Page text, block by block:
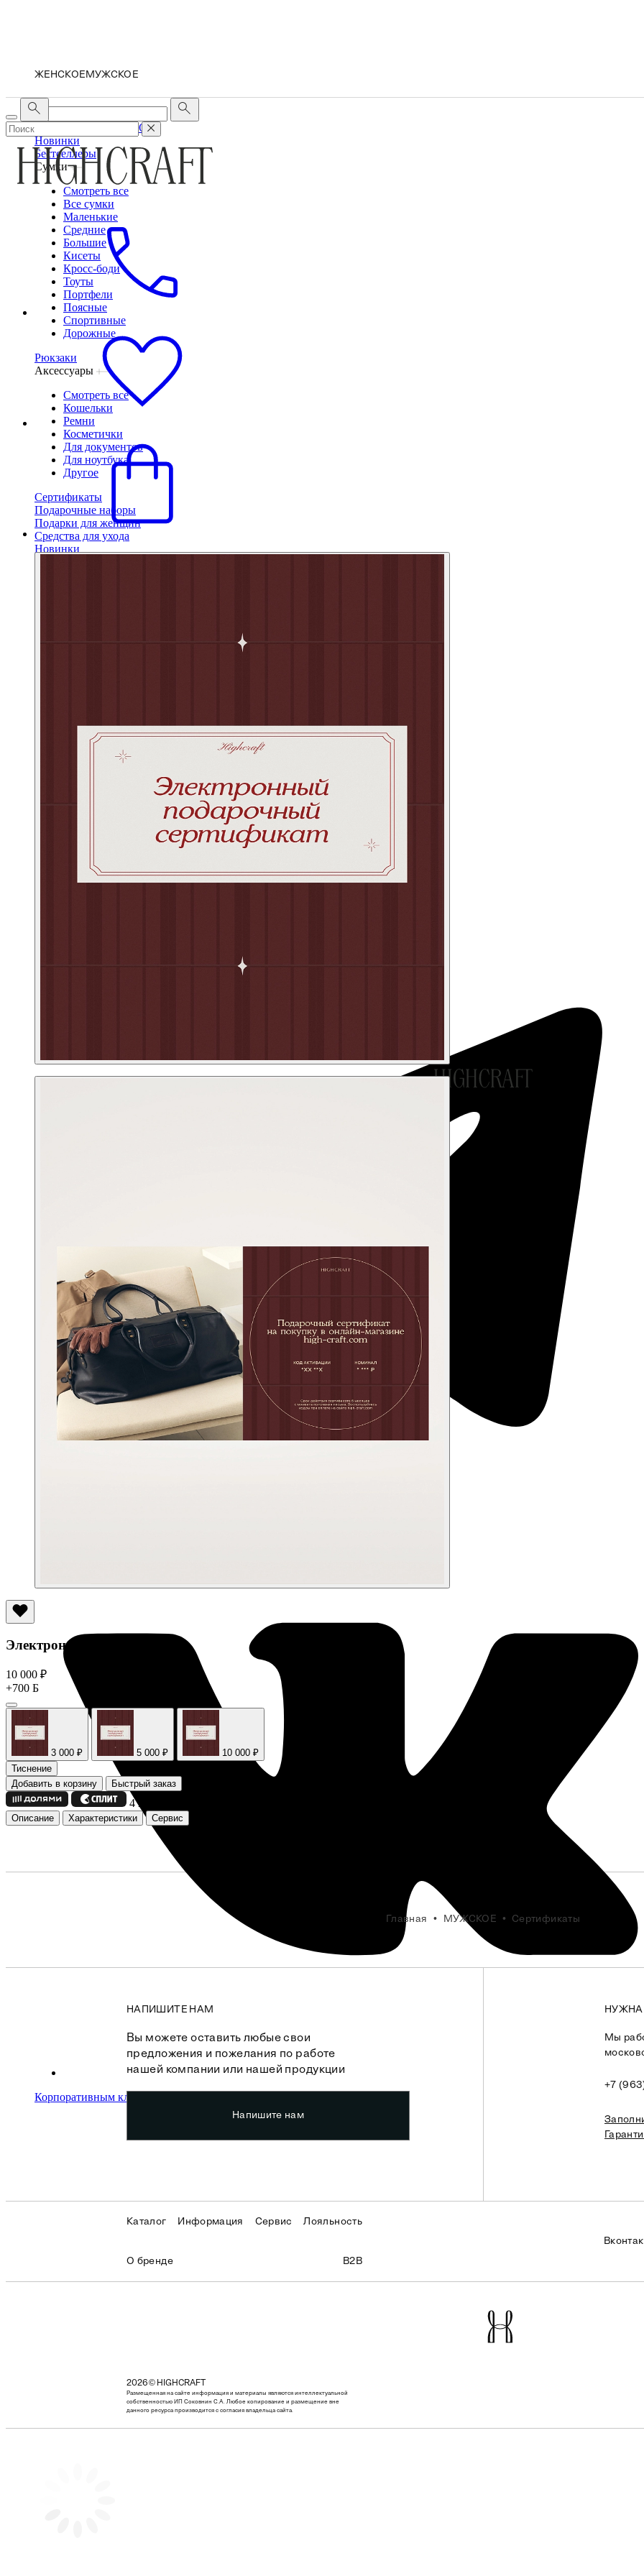
ЖЕНСКОЕ МУЖСКОЕ
МУЖСКОЕ
Новинки
Бестселлеры
Сумки
Смотреть все
Все сумки
Маленькие
Средние
Большие
Кисеты
Кросс-боди
Тоуты
Портфели
Поясные
Спортивные
Дорожные
Рюкзаки
Аксессуары
Смотреть все
Кошельки
Ремни
Косметички
Для документов
Для ноутбука
Другое
Сертификаты
Подарочные наборы
Подарки для женщин
Средства для ухода
Новинки
Аксессуары
Смотреть все
Сертификаты
Подарочные наборы
Корпоративным клиентам
Электронный сертификат
10 000 ₽
+700 Б
3 000 ₽ 5 000 ₽
10 000 ₽
Тиснение
Добавить в корзину
Быстрый заказ
4 платежа по 2 500
Описание Характеристики Сервис
Главная МУЖСКОЕ Сертификаты
НАПИШИТЕ НАМ
Вы можете оставить любые свои
предложения и пожелания по работе
нашей компании или нашей продукции
Напишите нам
Мы
+7
Каталог Информация Сервис Лояльность
О бренде B2B
2026 © HIGHCRAFT
Размещенная на сайте информация и материалы являются интеллектуальной
собственностью ИП Соковнин С.А. Любое копирование и размещение вне
данного ресурса производится с согласия владельца сайта.